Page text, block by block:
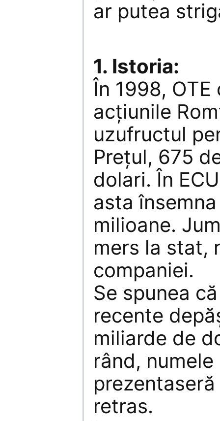
ar putea
1. Istoria:
În 1998,
acţiunile
uzufructul
Preţul, 675
dolari. În
asta
milioane.
mers la stat,
companiei.
Se spunea
recente
miliarde de
rând,
retras.